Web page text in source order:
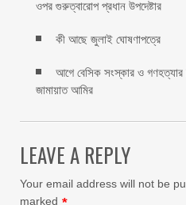
ওপর গুরুত্বারোপ প্রধান উপদেষ্টার
কী আছে জুলাই ঘোষণাপত্রে
আগে বেসিক সংস্কার ও গণহত্যার
জামায়াত আমির
LEAVE A REPLY
Your email address will not be
marked